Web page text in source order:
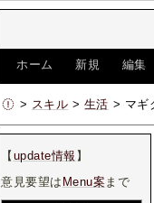
ホーム 新規 編集
> スキル > 生活 > マギ
【update情報 】
意見要望は Menu案 まで